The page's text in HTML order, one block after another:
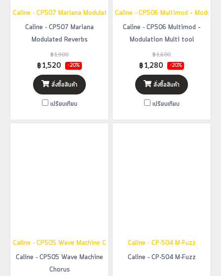
Caline - CP507 Mariana Modulated Reverbs
Caline - CP507 Mariana
Modulated Reverbs
฿1,900
฿1,520 -20%
สั่งซื้อสินค้า
เปรียบเทียบ
Caline - CP506 Multimod –
Caline - CP506 Multimod –
Modulation Multi tool
฿1,600
฿1,280 -20%
สั่งซื้อสินค้า
เปรียบเทียบ
Caline - CP505 Wave Machine Chorus
Caline - CP505 Wave Machine
Chorus
Caline - CP-504 M-Fuzz
Caline - CP-504 M-Fuzz